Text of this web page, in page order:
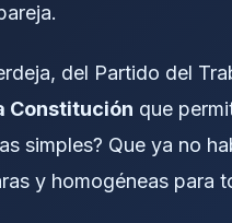
del Partido del
Constitución que
simples? Que ya no
y homogéneas para